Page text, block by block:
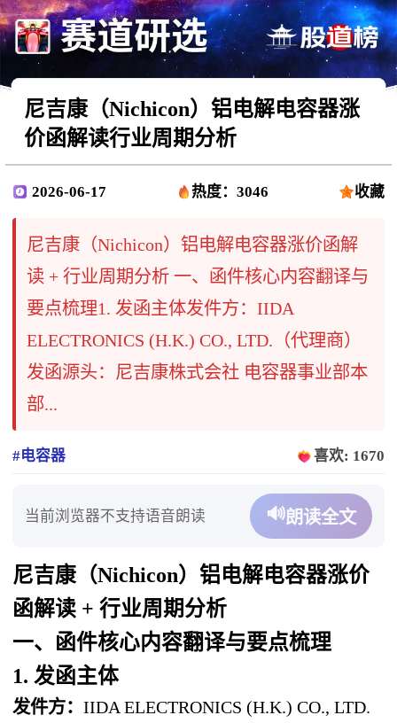
尼吉康（Nichicon）铝电解电容器涨
价函解读行业周期分析
2026-06-17 热度：3046 收藏
尼吉康（Nichicon）铝电解电容器涨价函解
读 + 行业周期分析 一、函件核心内容翻译与
要点梳理1. 发函主体发件方：IIDA
ELECTRONICS (H.K.) CO., LTD.（代理商）
发函源头：尼吉康株式会社 电容器事业部本
部...
#电容器 喜欢: 1670
当前浏览器不支持语音朗读 🔊朗读全文
尼吉康（Nichicon）铝电解电容器涨价
函解读 + 行业周期分析
一、函件核心内容翻译与要点梳理
1. 发函主体
发件方：IIDA ELECTRONICS (H.K.) CO., LTD.